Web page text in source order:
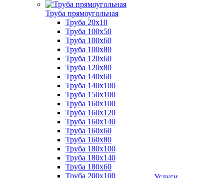
Труба прямоугольная
Труба 20x10
Труба 100x50
Труба 100x60
Труба 100x80
Труба 120x60
Труба 120x80
Труба 140x60
Труба 140x100
Труба 150x100
Труба 160x100
Труба 160x120
Труба 160x140
Труба 160x60
Труба 160x80
Труба 180x100
Труба 180x140
Труба 180x60
Труба 200x100